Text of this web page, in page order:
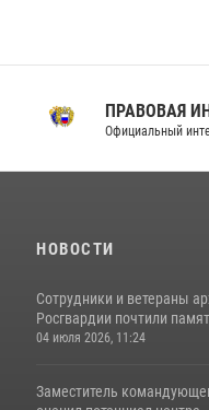
ПРАВОВАЯ
Официальный
НОВОСТИ
Сотрудники и ветераны
Росгвардии почтили
04 июля 2026, 11:24
Заместитель